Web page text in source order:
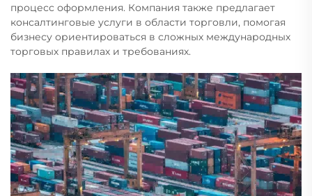
процесс оформления. Компания также предлагает
консалтинговые услуги в области торговли, помогая
бизнесу ориентироваться в сложных международных
торговых правилах и требованиях.